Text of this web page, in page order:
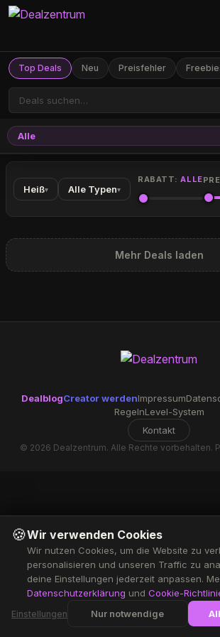
Top Deals Neu Preisfehler
Alle
Heiß▾ Alle Typen▾
RABATT:ALLE
Mehr Deals laden
DealblogCreator werdenImpressum
RegelnLevel-System
Kontakt
© 2026 Dealzentrum. Alle Rechte vorbehalten.
🍪Wir verwenden Cookies
Wir nutzen Cookies, um die Website zu
personalisieren und unseren Traffic zu
deine Einstellungen jederzeit anpassen.
Datenschutzerklärung und Cookie-
Einstellungen Nur notwendige